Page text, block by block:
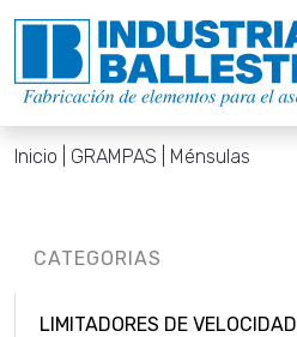
Inicio | GRAMPAS | Ménsulas
CATEGORIAS
LIMITADORES DE VELOCIDAD